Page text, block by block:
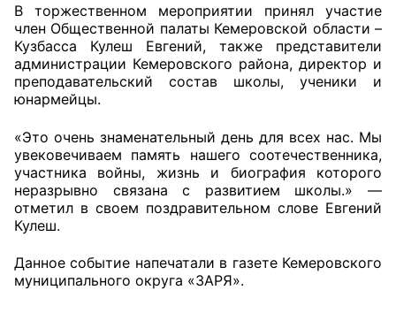
Общественные советы при территориальных
органах федеральных органов
исполнительной власти
Общественные советы по проведению
оказания услуг
О Палате
Структура Палаты
Комиссии
В торжественном мероприятии принял участие
член Общественной палаты Кемеровской области –
Кузбасса Кулеш Евгений, также представители
администрации Кемеровского района, директор и
преподавательский состав школы, ученики и
юнармейцы.
«Это очень знаменательный день для всех нас. Мы
увековечиваем память нашего соотечественника,
участника войны, жизнь и биография которого
неразрывно связана с развитием школы.» —
отметил в своем поздравительном слове Евгений
Кулеш.
Данное событие напечатали в газете Кемеровского
муниципального округа «ЗАРЯ».